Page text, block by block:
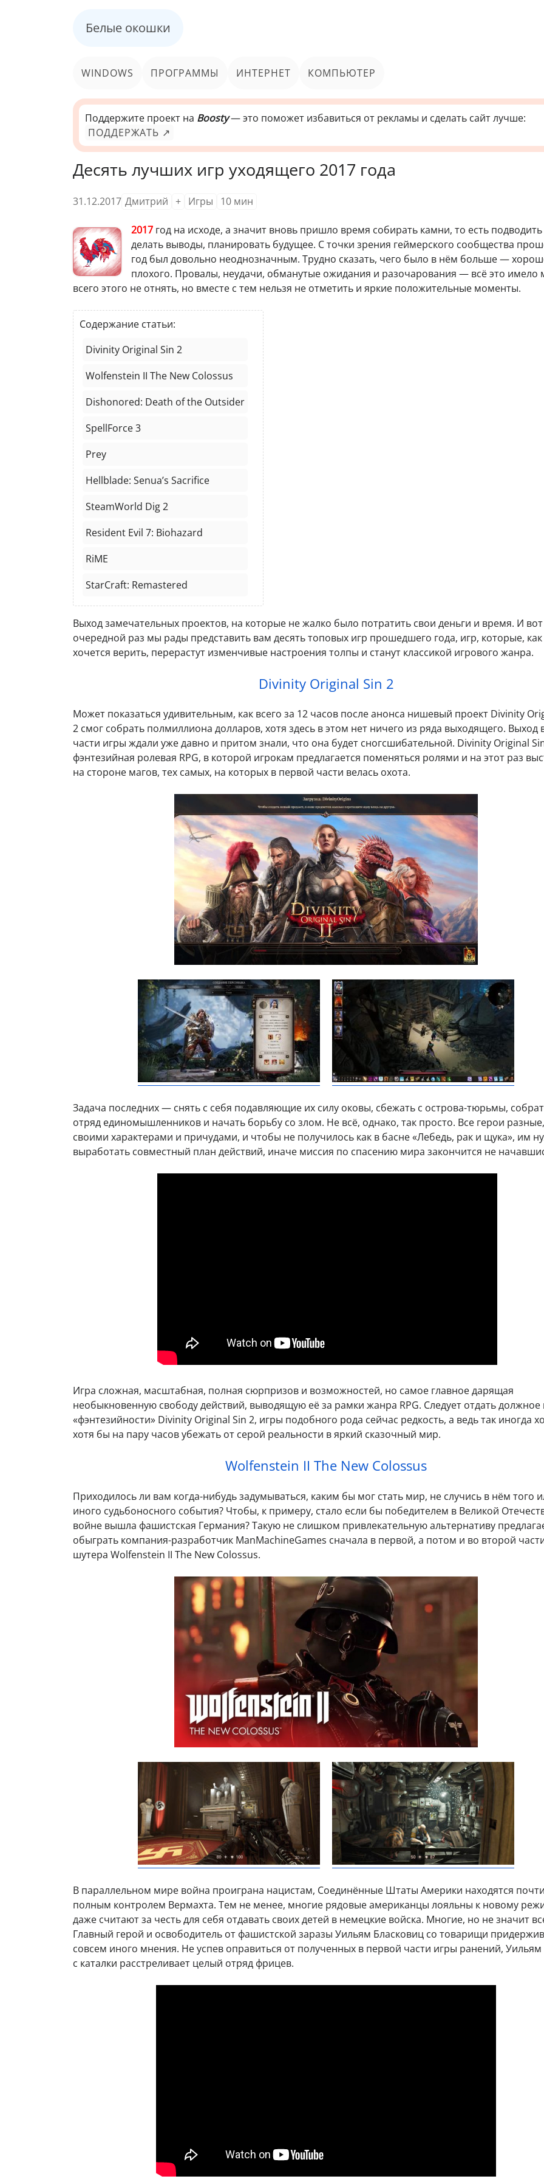
Белые окошки
WINDOWS ПРОГРАММЫ ИНТЕРНЕТ КОМПЬЮТЕР
Поддержите проект на Boosty— это поможет избавиться от рекламы и сделать сайт лучше:
ПОДДЕРЖАТЬ ↗
Десять лучших игр уходящего 2017 года
31.12.2017 Дмитрий + Игры 10 мин
2017 год на исходе, а значит вновь пришло время собирать камни, то есть подводить
делать выводы, планировать будущее. С точки зрения геймерского сообщества
год был довольно неоднозначным. Трудно сказать, чего было в нём больше —
плохого. Провалы, неудачи, обманутые ожидания и разочарования — всё это имело
всего этого не отнять, но вместе с тем нельзя не отметить и яркие положительные моменты.
Содержание статьи:
Divinity Original Sin 2
Wolfenstein II The New Colossus
Dishonored: Death of the Outsider
SpellForce 3
Prey
Hellblade: Senua’s Sacrifice
SteamWorld Dig 2
Resident Evil 7: Biohazard
RiME
StarCraft: Remastered
Выход замечательных проектов, на которые не жалко было потратить свои деньги и время. И
очередной раз мы рады представить вам десять топовых игр прошедшего года, игр, которые, как
хочется верить, перерастут изменчивые настроения толпы и станут классикой игрового жанра.
Divinity Original Sin 2
Может показаться удивительным, как всего за 12 часов после анонса нишевый проект Divinity
2 смог собрать полмиллиона долларов, хотя здесь в этом нет ничего из ряда выходящего. Выход
части игры ждали уже давно и притом знали, что она будет сногсшибательной. Divinity Original
фэнтезийная ролевая RPG, в которой игрокам предлагается поменяться ролями и на этот раз
на стороне магов, тех самых, на которых в первой части велась охота.
Задача последних — снять с себя подавляющие их силу оковы, сбежать с острова-тюрьмы,
отряд единомышленников и начать борьбу со злом. Не всё, однако, так просто. Все герои
своими характерами и причудами, и чтобы не получилось как в басне «Лебедь, рак и щука», им
выработать совместный план действий, иначе миссия по спасению мира закончится не
Игра сложная, масштабная, полная сюрпризов и возможностей, но самое главное дарящая
необыкновенную свободу действий, выводящую её за рамки жанра RPG. Следует отдать должное
«фэнтезийности» Divinity Original Sin 2, игры подобного рода сейчас редкость, а ведь так иногда
хотя бы на пару часов убежать от серой реальности в яркий сказочный мир.
Wolfenstein II The New Colossus
Приходилось ли вам когда-нибудь задумываться, каким бы мог стать мир, не случись в нём того
иного судьбоносного события? Чтобы, к примеру, стало если бы победителем в Великой
войне вышла фашистская Германия? Такую не слишком привлекательную альтернативу
обыграть компания-разработчик ManMachineGames сначала в первой, а потом и во второй
шутера Wolfenstein II The New Colossus.
В параллельном мире война проиграна нацистам, Соединённые Штаты Америки находятся
полным контролем Вермахта. Тем не менее, многие рядовые американцы лояльны к новому
даже считают за честь для себя отдавать своих детей в немецкие войска. Многие, но не значит
Главный герой и освободитель от фашистской заразы Уильям Бласковиц со товарищи
совсем иного мнения. Не успев оправиться от полученных в первой части игры ранений,
с каталки расстреливает целый отряд фрицев.